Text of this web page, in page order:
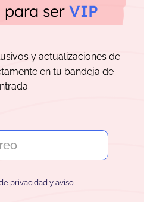
para ser VIP
y actualizaciones de
en tu bandeja de
privacidad y aviso